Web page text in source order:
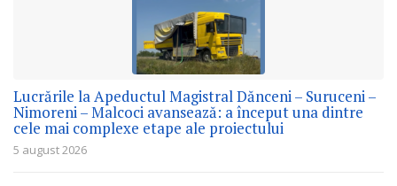
Lucrările la Apeductul Magistral Dănceni – Suruceni –
Nimoreni – Malcoci avansează: a început una dintre
cele mai complexe etape ale proiectului
5 august 2026